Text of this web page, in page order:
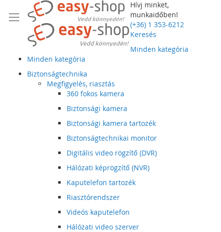
Hívj minket,
munkaidőben!
(+36) 1 353-6212
Keresés
Minden kategória
Minden kategória
Biztonságtechnika
Megfigyelés, riasztás
360 fokos kamera
Biztonsági kamera
Biztonsági kamera tartozék
Biztonságtechnikai monitor
Digitális video rögzítő (DVR)
Hálózati képrögzítő (NVR)
Kaputelefon tartozék
Riasztórendszer
Videós kaputelefon
Hálózati video szerver